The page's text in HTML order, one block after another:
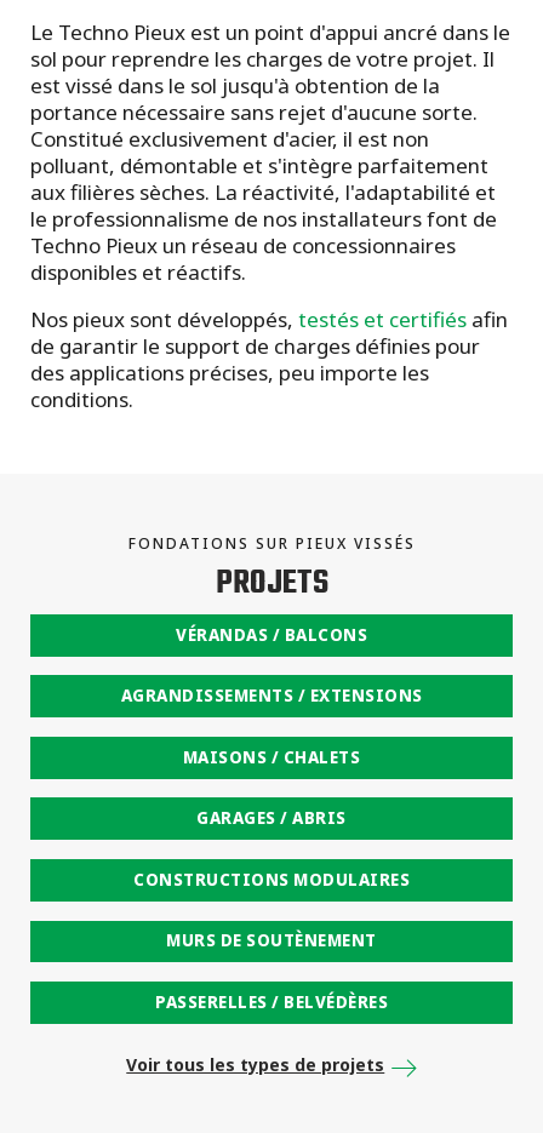
Le Techno Pieux est un point d'appui ancré dans le
sol pour reprendre les charges de votre projet. Il
est vissé dans le sol jusqu'à obtention de la
portance nécessaire sans rejet d'aucune sorte.
Constitué exclusivement d'acier, il est non
polluant, démontable et s'intègre parfaitement
aux filières sèches. La réactivité, l'adaptabilité et
le professionnalisme de nos installateurs font de
Techno Pieux un réseau de concessionnaires
disponibles et réactifs.
Nos pieux sont développés, testés et certifiés afin
de garantir le support de charges définies pour
des applications précises, peu importe les
conditions.
FONDATIONS SUR PIEUX VISSÉS
PROJETS
VÉRANDAS / BALCONS
AGRANDISSEMENTS / EXTENSIONS
MAISONS / CHALETS
GARAGES / ABRIS
CONSTRUCTIONS MODULAIRES
MURS DE SOUTÈNEMENT
PASSERELLES / BELVÉDÈRES
Voir tous les types de projets